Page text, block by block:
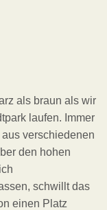
als braun als wir
laufen. Immer
verschiedenen
den hohen
schwillt das
einen Platz